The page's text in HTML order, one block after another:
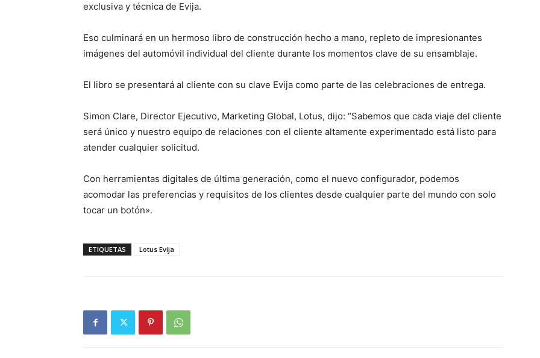
exclusiva y técnica de Evija.
Eso culminará en un hermoso libro de construcción hecho a mano, repleto de impresionantes
imágenes del automóvil individual del cliente durante los momentos clave de su ensamblaje.
El libro se presentará al cliente con su clave Evija como parte de las celebraciones de entrega.
Simon Clare, Director Ejecutivo, Marketing Global, Lotus, dijo: “Sabemos que cada viaje del cliente
será único y nuestro equipo de relaciones con el cliente altamente experimentado está listo para
atender cualquier solicitud.
Con herramientas digitales de última generación, como el nuevo configurador, podemos
acomodar las preferencias y requisitos de los clientes desde cualquier parte del mundo con solo
tocar un botón».
ETIQUETAS Lotus Evija